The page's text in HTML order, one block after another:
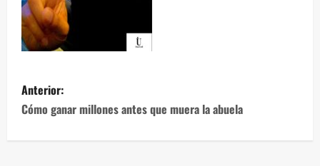
Anterior:
Cómo ganar millones antes que muera la abuela